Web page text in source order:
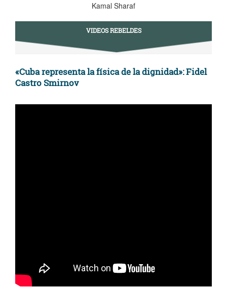
Kamal Sharaf
VIDEOS REBELDES
«Cuba representa la física de la dignidad»: Fidel
Castro Smirnov